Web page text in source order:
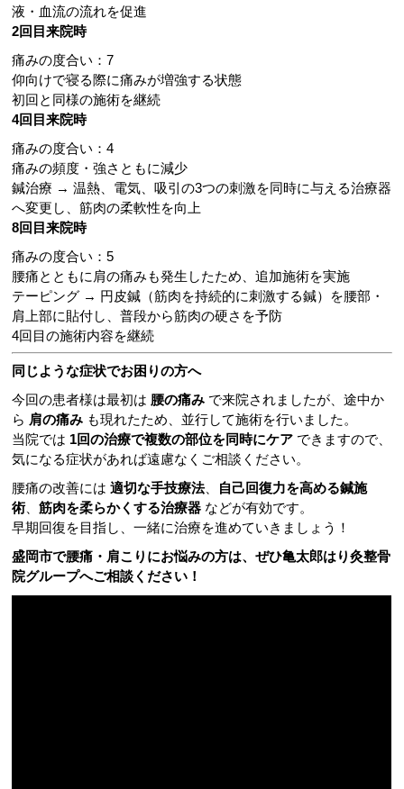
液・血流の流れを促進
2回目来院時
痛みの度合い：7
仰向けで寝る際に痛みが増強する状態
初回と同様の施術を継続
4回目来院時
痛みの度合い：4
痛みの頻度・強さともに減少
鍼治療 → 温熱、電気、吸引の3つの刺激を同時に与える治療器
へ変更し、筋肉の柔軟性を向上
8回目来院時
痛みの度合い：5
腰痛とともに肩の痛みも発生したため、追加施術を実施
テーピング → 円皮鍼（筋肉を持続的に刺激する鍼）を腰部・
肩上部に貼付し、普段から筋肉の硬さを予防
4回目の施術内容を継続
同じような症状でお困りの方へ
今回の患者様は最初は 腰の痛み で来院されましたが、途中か
ら 肩の痛み も現れたため、並行して施術を行いました。
当院では 1回の治療で複数の部位を同時にケア できますので、
気になる症状があれば遠慮なくご相談ください。
腰痛の改善には適切な手技療法、 自己回復力を高める鍼施
術、筋肉を柔らかくする治療器 などが有効です。
早期回復を目指し、一緒に治療を進めていきましょう！
盛岡市で腰痛・肩こりにお悩みの方は、ぜひ亀太郎はり灸整骨
院グループへご相談ください！